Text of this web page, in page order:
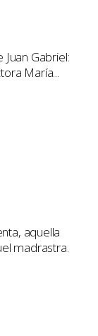
Gabriel:
María...
aquella
madrastra.